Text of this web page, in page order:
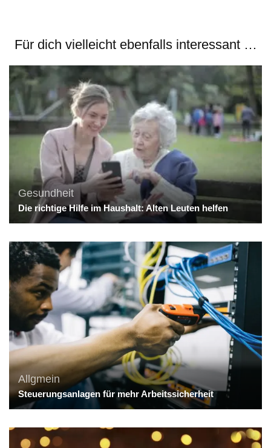
Für dich vielleicht ebenfalls interessant …
Gesundheit
Die richtige Hilfe im Haushalt: Alten Leuten helfen
Allgmein
Steuerungsanlagen für mehr Arbeitssicherheit